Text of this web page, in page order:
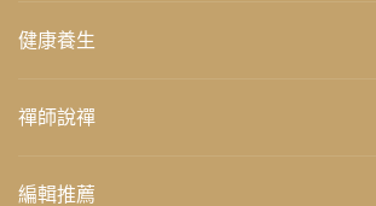
健康養生
禪師說禪
編輯推薦